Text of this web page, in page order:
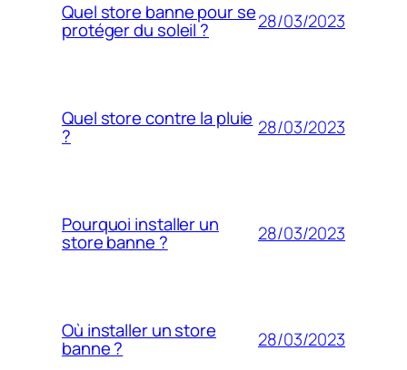
Quel store banne pour se
protéger du soleil ? 28/03/2023
Quel store contre la pluie
? 28/03/2023
Pourquoi installer un
store banne ? 28/03/2023
Où installer un store
banne ? 28/03/2023